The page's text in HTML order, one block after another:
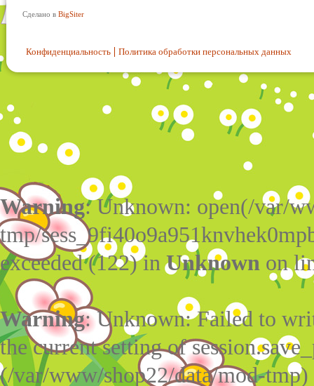
Сделано в BigSiter
Конфиденциальность Политика обработки персональных данных
Warning: Unknown: open(/var/
tmp/
exceeded (122) inUnknown on
Warning: Unknown: Failed to
the current setting of
(/var/www/shop22/data/mod-